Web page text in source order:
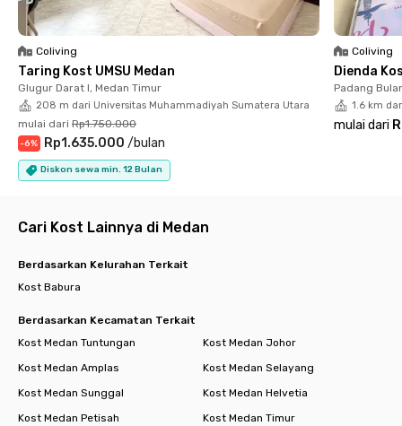
santai yang menunjang kenyamanan sehari-hari. Sriwijaya Kost
Medan siap menjadi rumah kedua yang praktis dan nyaman
saat kamu merantau di Medan.
Coliving
Taring Kost UMSU Medan
Glugur Darat I, Medan Timur
208 m dari Universitas Muhammadiyah Sumatera Utara
mulai dari Rp1.750.000
-6% Rp1.635.000 /bulan
Diskon sewa min. 12 Bulan
Coliving
Dienda
Padang
1.6 km
mulai dari
Cari Kost Lainnya di Medan
Berdasarkan Kelurahan Terkait
Kost Babura
Berdasarkan Kecamatan Terkait
Kost Medan Tuntungan
Kost Medan Johor
Kost Medan Amplas
Kost Medan Selayang
Kost Medan Sunggal
Kost Medan Helvetia
Kost Medan Petisah
Kost Medan Timur